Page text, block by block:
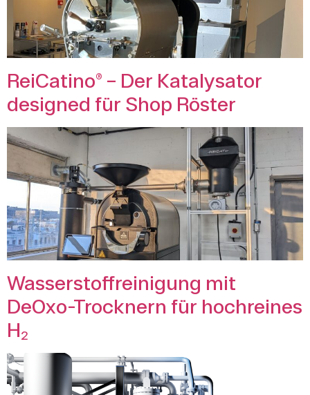
ReiCatino® – Der Katalysator
designed für Shop Röster
Wasserstoffreinigung mit
DeOxo-Trocknern für hochreines
H₂